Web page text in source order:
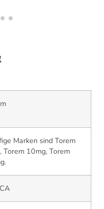
Marken sind Torem
Torem 10mg, Torem